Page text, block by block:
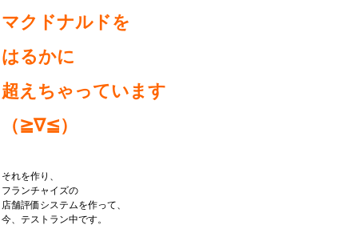
マクドナルドを
はるかに
超えちゃっています
（≧∇≦）
それを作り、
フランチャイズの
店舗評価システムを作って、
今、テストラン中です。